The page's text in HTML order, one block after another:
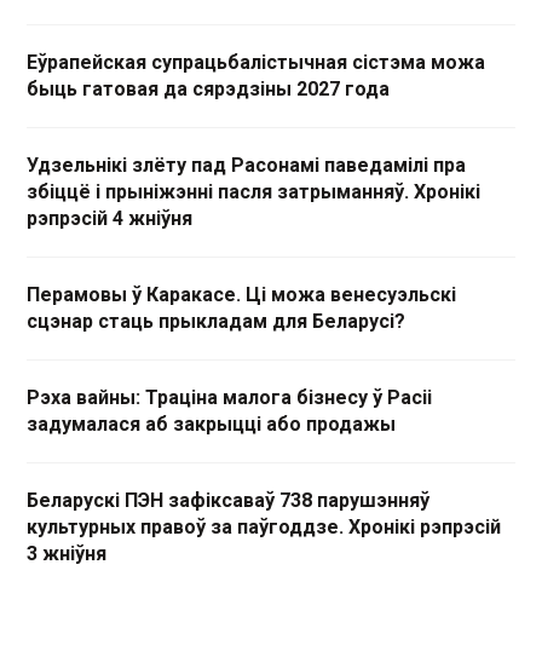
Еўрапейская супрацьбалістычная сістэма можа
быць гатовая да сярэдзіны 2027 года
Удзельнікі злёту пад Расонамі паведамілі пра
збіццё і прыніжэнні пасля затрыманняў. Хронікі
рэпрэсій 4 жніўня
Перамовы ў Каракасе. Ці можа венесуэльскі
сцэнар стаць прыкладам для Беларусі?
Рэха вайны: Траціна малога бізнесу ў Расіі
задумалася аб закрыцці або продажы
Беларускі ПЭН зафіксаваў 738 парушэнняў
культурных правоў за паўгоддзе. Хронікі рэпрэсій
3 жніўня